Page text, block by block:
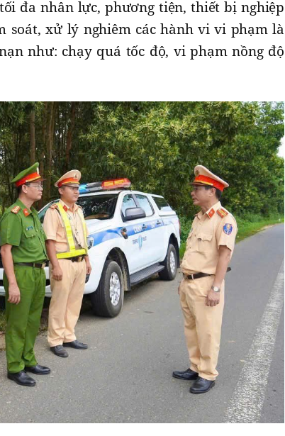
đa nhân lực, phương tiện, thiết bị nghiệp
soát, xử lý nghiêm các hành vi vi phạm là
như: chạy quá tốc độ, vi phạm nồng độ